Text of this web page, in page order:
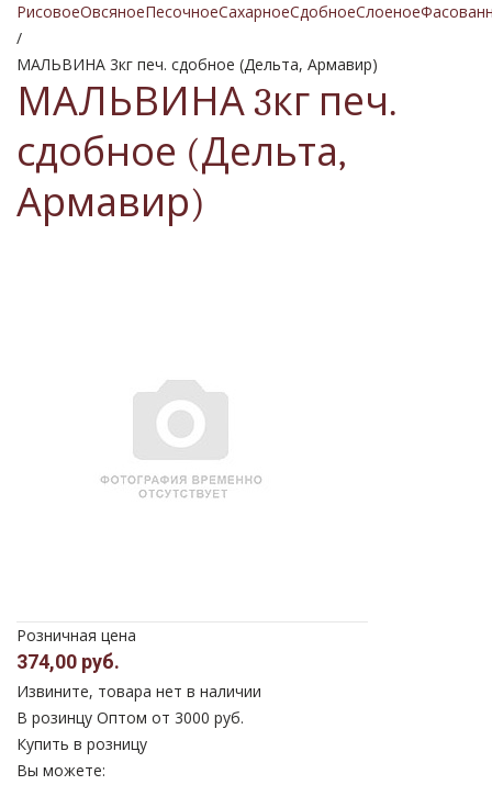
РисовоеОвсяноеПесочноеСахарноеСдобноеСлоеное
/
МАЛЬВИНА 3кг печ. сдобное (Дельта, Армавир)
МАЛЬВИНА 3кг печ.
сдобное (Дельта,
Армавир)
Розничная цена
374,00 руб.
Извините, товара нет в наличии
В розинцу Оптом от 3000 руб.
Купить в розницу
Вы можете: